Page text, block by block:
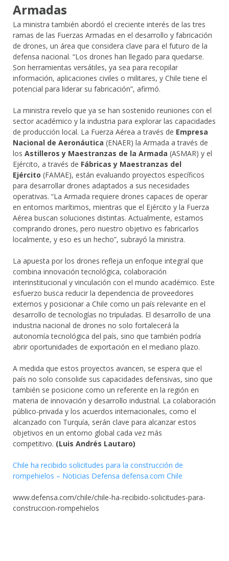
Armadas
La ministra también abordó el creciente interés de las tres
ramas de las Fuerzas Armadas en el desarrollo y fabricación
de drones, un área que considera clave para el futuro de la
defensa nacional. “Los drones han llegado para quedarse.
Son herramientas versátiles, ya sea para recopilar
información, aplicaciones civiles o militares, y Chile tiene el
potencial para liderar su fabricación”, afirmó.
La ministra revelo que ya se han sostenido reuniones con el
sector académico y la industria para explorar las capacidades
de producción local. La Fuerza Aérea a través de Empresa
Nacional de Aeronáutica (ENAER) la Armada a través de
los Astilleros y Maestranzas de la Armada (ASMAR) y el
Ejército, a través de Fábricas y Maestranzas del
Ejército (FAMAE), están evaluando proyectos específicos
para desarrollar drones adaptados a sus necesidades
operativas. “La Armada requiere drones capaces de operar
en entornos marítimos, mientras que el Ejército y la Fuerza
Aérea buscan soluciones distintas. Actualmente, estamos
comprando drones, pero nuestro objetivo es fabricarlos
localmente, y eso es un hecho”, subrayó la ministra.
La apuesta por los drones refleja un enfoque integral que
combina innovación tecnológica, colaboración
interinstitucional y vinculación con el mundo académico. Este
esfuerzo busca reducir la dependencia de proveedores
externos y posicionar a Chile como un país relevante en el
desarrollo de tecnologías no tripuladas. El desarrollo de una
industria nacional de drones no solo fortalecerá la
autonomía tecnológica del país, sino que también podría
abrir oportunidades de exportación en el mediano plazo.
A medida que estos proyectos avancen, se espera que el
país no solo consolide sus capacidades defensivas, sino que
también se posicione como un referente en la región en
materia de innovación y desarrollo industrial. La colaboración
público-privada y los acuerdos internacionales, como el
alcanzado con Turquía, serán clave para alcanzar estos
objetivos en un entorno global cada vez más
competitivo. (Luis Andrés Lautaro)
Chile ha recibido solicitudes para la construcción de
rompehielos – Noticias Defensa defensa.com Chile
www.defensa.com/chile/chile-ha-recibido-solicitudes-para-
construccion-rompehielos